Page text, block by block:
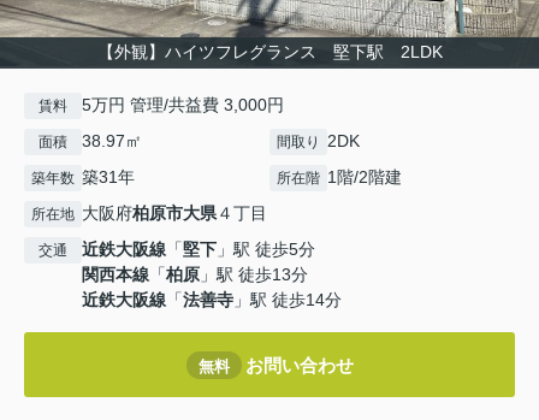
【外観】ハイツフレグランス 堅下駅 2LDK
賃料 5万円 管理/共益費 3,000円
面積 38.97㎡ 間取り 2DK
築年数 築31年 所在階 1階/2階建
所在地 大阪府柏原市大県４丁目
交通 近鉄大阪線 「堅下 」駅 徒歩5分
関西本線 「柏原 」駅 徒歩13分
近鉄大阪線 「法善寺 」駅 徒歩14分
無料 お問い合わせ